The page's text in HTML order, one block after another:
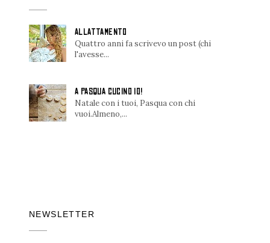
ALLATTAMENTO
Quattro anni fa scrivevo un post (chi
l'avesse...
A PASQUA CUCINO IO!
Natale con i tuoi, Pasqua con chi
vuoi.Almeno,...
NEWSLETTER